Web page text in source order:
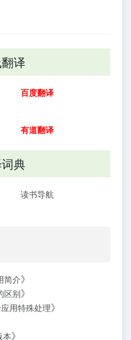
译
百度翻译
有道翻译
典
读书导航
简介》
区别》
用特殊处理》
本》